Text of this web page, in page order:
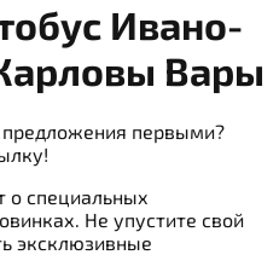
Ивано-
Вары
первыми?
о специальных
Не упустите свой
эксклюзивные